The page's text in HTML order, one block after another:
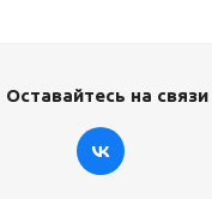
Оставайтесь на связи